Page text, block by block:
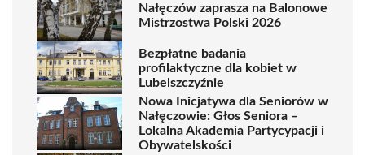
Nałęczów zaprasza na Balonowe
Mistrzostwa Polski 2026
Bezpłatne badania
profilaktyczne dla kobiet w
Lubelszczyźnie
Nowa Inicjatywa dla Seniorów w
Nałęczowie: Głos Seniora –
Lokalna Akademia Partycypacji i
Obywatelskości